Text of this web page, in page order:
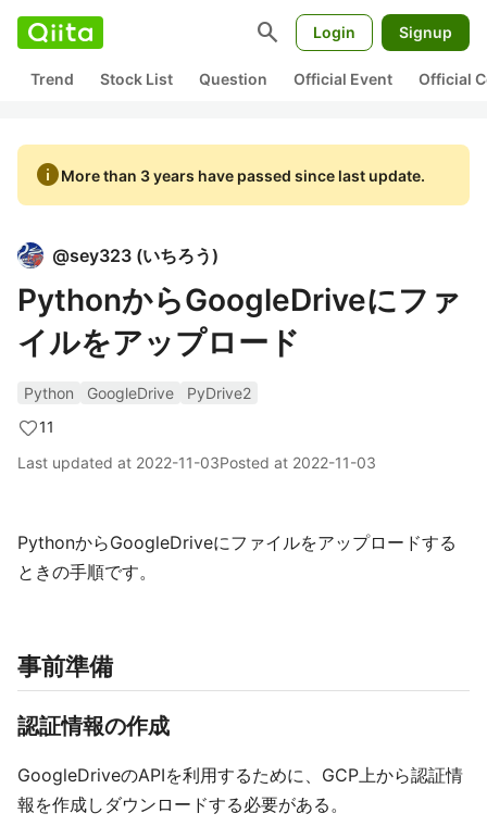
search Login Signup
Trend Stock List Question Official Event Official
infoMore than 3 years have passed since last update.
@sey323 (いちろう)
PythonからGoogleDriveにファ
イルをアップロード
Python GoogleDrive
PyDrive2
11
Last updated at 2022-11-03Posted at 2022-11-03
PythonからGoogleDriveにファイルをアップロードする
ときの手順です。
事前準備
認証情報の作成
GoogleDriveのAPIを利用するために、GCP上から認証情
報を作成しダウンロードする必要がある。